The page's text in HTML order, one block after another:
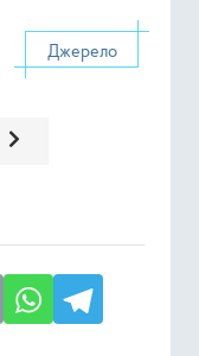
з
У зоні
Джерело